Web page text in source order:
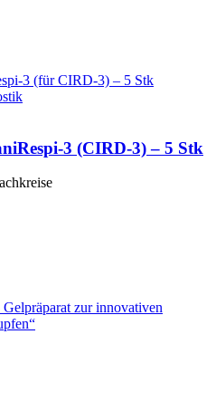
3 (CIRD-3) – 5 Stk